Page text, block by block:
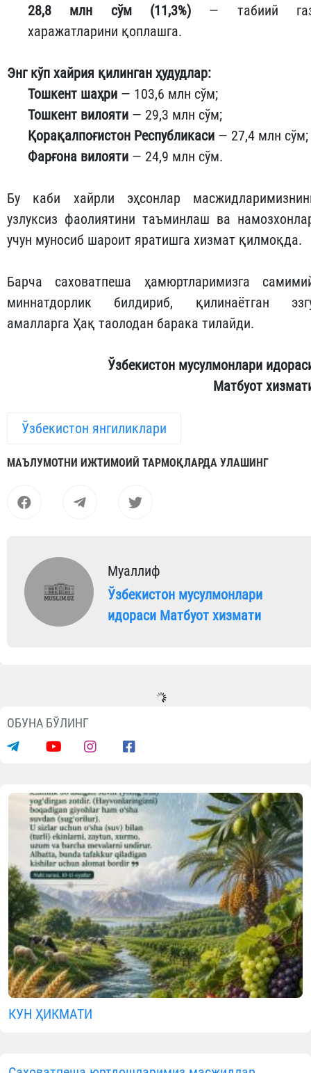
28,8 млн сўм (11,3%) — табиий
харажатларини қоплашга.
Энг кўп хайрия қилинган ҳудудлар:
Тошкент шаҳри — 103,6 млн сўм;
Тошкент вилояти — 29,3 млн сўм;
Қорақалпоғистон Республикаси — 27,4 млн сўм;
Фарғона вилояти — 24,9 млн сўм.
Бу каби хайрли эҳсонлар
узлуксиз фаолиятини таъминлаш ва
учун муносиб шароит яратишга хизмат қилмоқда.
Барча саховатпеша ҳамюртларимизга
миннатдорлик билдириб, қилинаётган
амалларга Ҳақ таолодан барака тилайди.
Ўзбекистон мусулмонлари
Матбуот
Ўзбекистон янгиликлари
МАЪЛУМОТНИ ИЖТИМОИЙ ТАРМОҚЛАРДА УЛАШИНГ
Муаллиф
Ўзбекистон мусулмонлари
идораси Матбуот хизмати
Видеолар
Фарғонада 35 нафар болажонга
07.08.2026 5392 1 min.
www.vaqf.uz
Видеолавҳалар
МАЪЛУМОТНИ ИЖТИМОИЙ ТАРМОҚЛАРДА УЛАШИНГ